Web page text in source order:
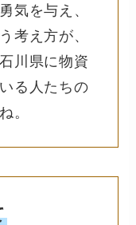
気を与え、
考え方が、
川県に物資
る人たちの
。